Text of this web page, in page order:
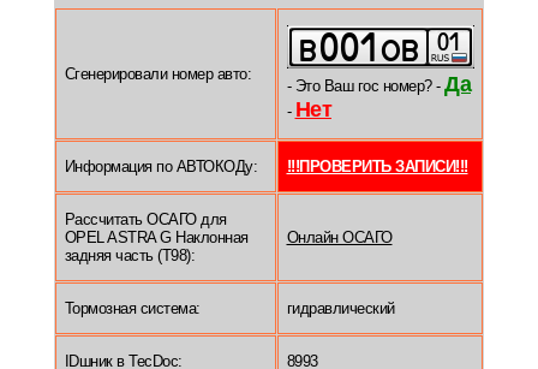
Сгенерировали номер авто:
- Это Ваш гос номер? - Да
- Нет
Информация по АВТОКОДу: !!!ПРОВЕРИТЬ ЗАПИСИ!!!
Рассчитать ОСАГО для
OPEL ASTRA G Наклонная
задняя часть (T98):
Онлайн ОСАГО
Тормозная система: гидравлический
IDшник в TecDoc: 8993